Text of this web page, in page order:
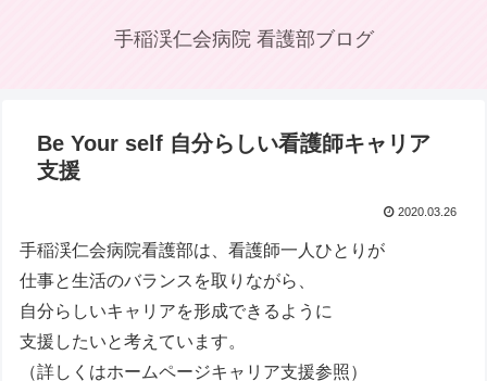
手稲渓仁会病院 看護部ブログ
Be Your self 自分らしい看護師キャリア
支援
2020.03.26
手稲渓仁会病院看護部は、看護師一人ひとりが
仕事と生活のバランスを取りながら、
自分らしいキャリアを形成できるように
支援したいと考えています。
（詳しくはホームページキャリア支援参照）